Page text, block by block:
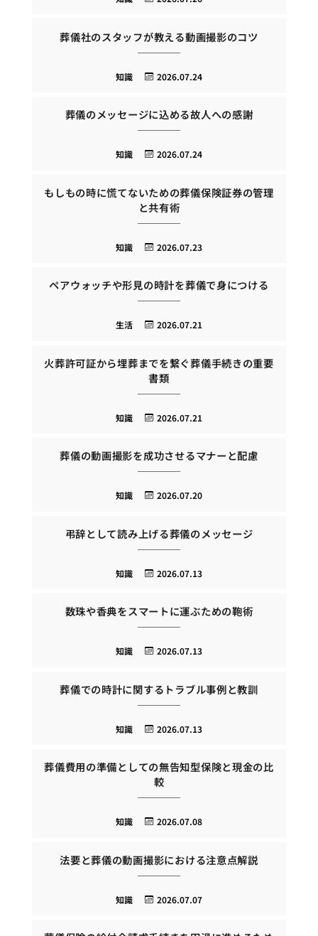
葬儀社のスタッフが教える動画撮影のコツ
2026.07.24
知識
葬儀のメッセージに込める故人への感謝
2026.07.24
知識
もしもの時に慌てないための葬儀保険証券の管理
と共有術
2026.07.23
知識
ペアウォッチや形見の時計を葬儀で身につける
2026.07.21
生活
火葬許可証から埋葬までを繋ぐ葬儀手続きの重要
書類
2026.07.21
知識
葬儀の動画撮影を成功させるマナーと配慮
2026.07.20
知識
弔辞として読み上げる葬儀のメッセージ
2026.07.13
知識
数珠や香典をスマートに運ぶための鞄術
2026.07.13
知識
葬儀での時計に関するトラブル事例と教訓
2026.07.13
知識
葬儀費用の準備としての無告知型保険と現金の比
較
2026.07.08
知識
法要と葬儀の動画撮影における注意点解説
2026.07.07
知識